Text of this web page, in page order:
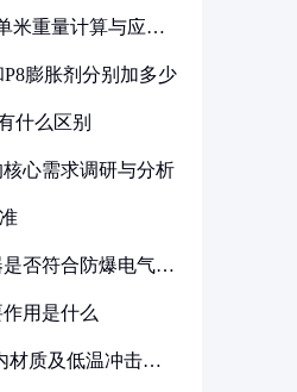
米重量计算与应用
膨胀剂分别加多少
什么区别
心需求调研与分析
否符合防爆电气设
用是什么
材质及低温冲击要